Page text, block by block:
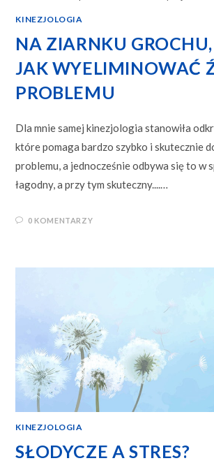
KINEZJOLOGIA
NA ZIARNKU
JAK WYELIMINOWAĆ
PROBLEMU
Dla mnie samej kinezjologia stanowiła
które pomaga bardzo szybko i skutecznie
problemu, a jednocześnie odbywa się to w
łagodny, a przy tym skuteczny....…
0 KOMENTARZY
KINEZJOLOGIA
SŁODYCZE A STRES?